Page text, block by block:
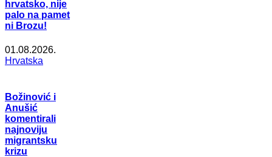
hrvatsko, nije
palo na pamet
ni Brozu!
01.08.2026.
Hrvatska
Božinović i
Anušić
komentirali
najnoviju
migrantsku
krizu